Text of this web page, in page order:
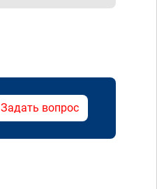
Задать вопрос